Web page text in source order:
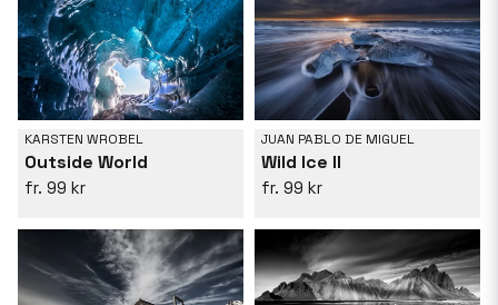
KARSTEN WROBEL
Outside World
99 kr
JUAN PABLO DE MIGUEL
Wild Ice II
99 kr